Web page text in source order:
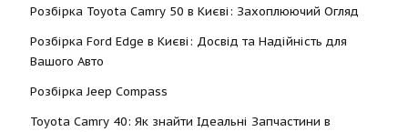
Розбірка Toyota Camry 50 в Києві: Захоплюючий Огляд
Розбірка Ford Edge в Києві: Досвід та Надійність для
Вашого Авто
Розбірка Jeep Compass
Toyota Camry 40: Як знайти Ідеальні Запчастини в